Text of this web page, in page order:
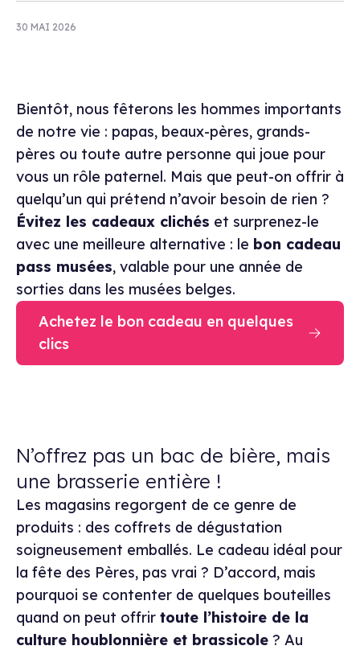
30 MAI 2026
Bientôt, nous fêterons les hommes importants
de notre vie : papas, beaux-pères, grands-
pères ou toute autre personne qui joue pour
vous un rôle paternel. Mais que peut-on offrir à
quelqu’un qui prétend n’avoir besoin de rien ?
Évitez les cadeaux clichés et surprenez-le
avec une meilleure alternative : le bon cadeau
pass musées, valable pour une année de
sorties dans les musées belges.
Achetez le bon cadeau en quelques
clics
N’offrez pas un bac de bière, mais
une brasserie entière !
Les magasins regorgent de ce genre de
produits : des coffrets de dégustation
soigneusement emballés. Le cadeau idéal pour
la fête des Pères, pas vrai ? D’accord, mais
pourquoi se contenter de quelques bouteilles
quand on peut offrir toute l’histoire de la
culture houblonnière et brassicole ? Au